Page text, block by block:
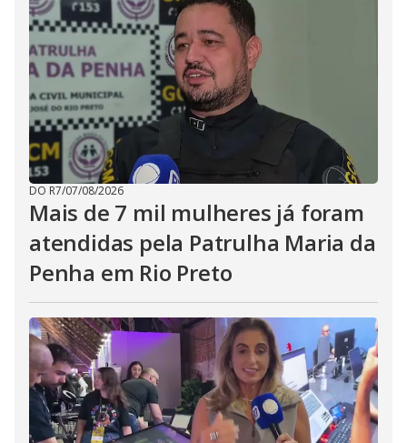
DO R7/07/08/2026
Mais de 7 mil mulheres já foram
atendidas pela Patrulha Maria da
Penha em Rio Preto